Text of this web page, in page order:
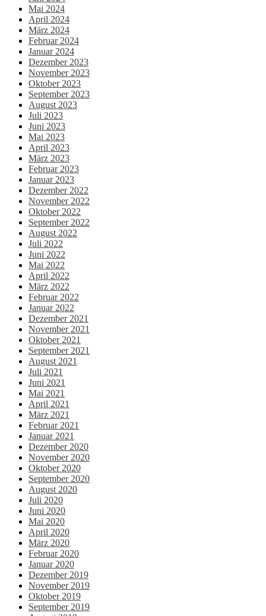
Mai 2024
April 2024
März 2024
Februar 2024
Januar 2024
Dezember 2023
November 2023
Oktober 2023
September 2023
August 2023
Juli 2023
Juni 2023
Mai 2023
April 2023
März 2023
Februar 2023
Januar 2023
Dezember 2022
November 2022
Oktober 2022
September 2022
August 2022
Juli 2022
Juni 2022
Mai 2022
April 2022
März 2022
Februar 2022
Januar 2022
Dezember 2021
November 2021
Oktober 2021
September 2021
August 2021
Juli 2021
Juni 2021
Mai 2021
April 2021
März 2021
Februar 2021
Januar 2021
Dezember 2020
November 2020
Oktober 2020
September 2020
August 2020
Juli 2020
Juni 2020
Mai 2020
April 2020
März 2020
Februar 2020
Januar 2020
Dezember 2019
November 2019
Oktober 2019
September 2019